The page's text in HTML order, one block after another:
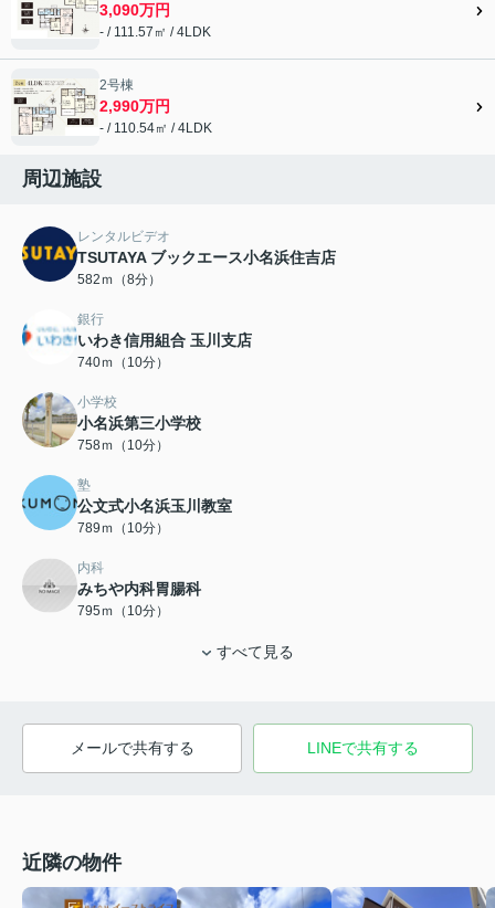
3,090万円
- / 111.57㎡ / 4LDK
2号棟
2,990万円
- / 110.54㎡ / 4LDK
周辺施設
レンタルビデオ
TSUTAYA ブックエース小名浜住吉店
582ｍ（8分）
銀行
いわき信用組合 玉川支店
740ｍ（10分）
小学校
小名浜第三小学校
758ｍ（10分）
塾
公文式小名浜玉川教室
789ｍ（10分）
内科
みちや内科胃腸科
795ｍ（10分）
すべて見る
メールで共有する LINEで共有する
近隣の物件